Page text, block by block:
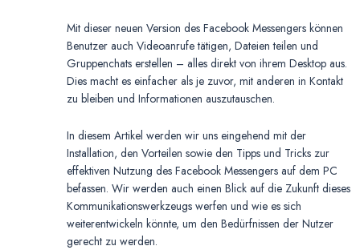
Mit dieser neuen Version des Facebook Messengers können
Benutzer auch Videoanrufe tätigen, Dateien teilen und
Gruppenchats erstellen – alles direkt von ihrem Desktop aus.
Dies macht es einfacher als je zuvor, mit anderen in Kontakt
zu bleiben und Informationen auszutauschen.
In diesem Artikel werden wir uns eingehend mit der
Installation, den Vorteilen sowie den Tipps und Tricks zur
effektiven Nutzung des Facebook Messengers auf dem PC
befassen. Wir werden auch einen Blick auf die Zukunft dieses
Kommunikationswerkzeugs werfen und wie es sich
weiterentwickeln könnte, um den Bedürfnissen der Nutzer
gerecht zu werden.